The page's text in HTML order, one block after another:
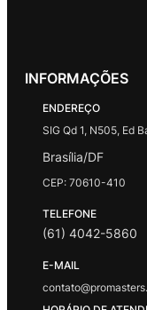
INFORMAÇÕES
ENDEREÇO
SIG Qd 1, N505, Ed
Brasília/DF
CEP: 70610-410
TELEFONE
(61) 4042-5860
E-MAIL